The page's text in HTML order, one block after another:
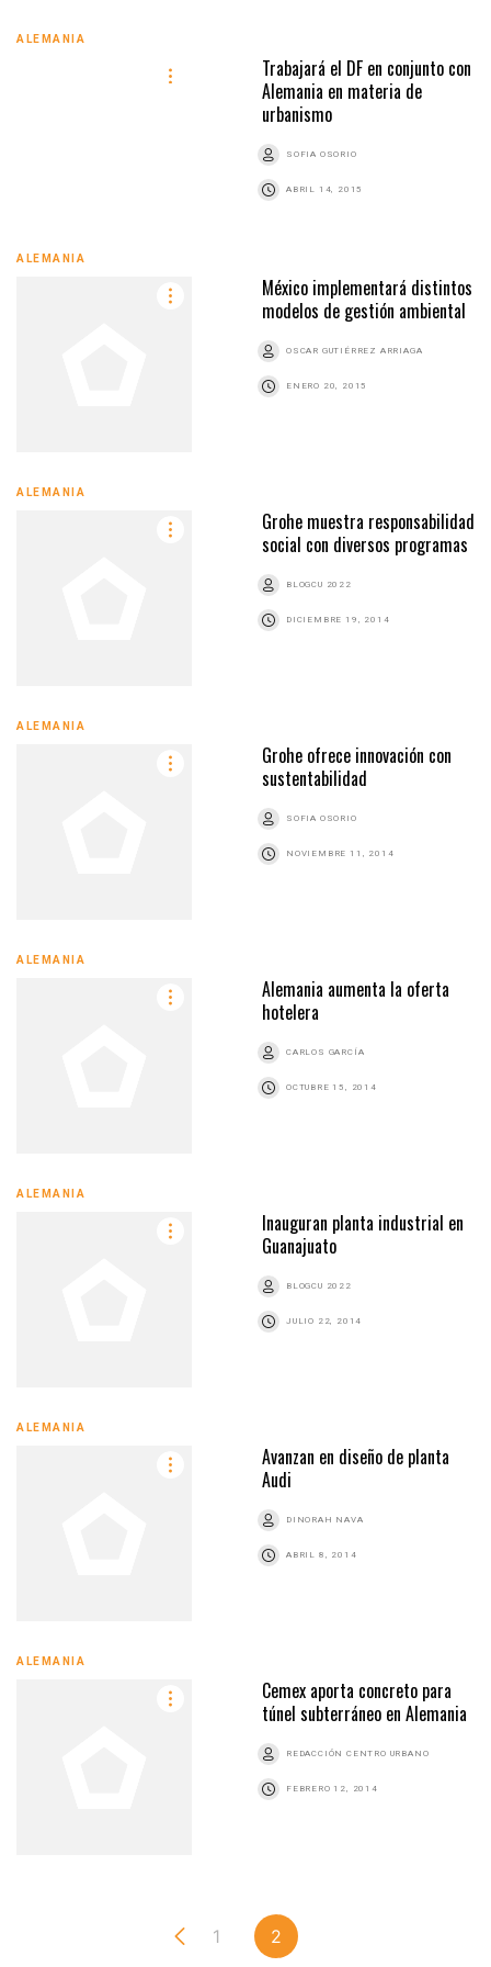
ALEMANIA
Trabajará el DF en conjunto con
Alemania en materia de
urbanismo
SOFIA OSORIO
ABRIL 14, 2015
ALEMANIA
México implementará distintos
modelos de gestión ambiental
OSCAR GUTIÉRREZ ARRIAGA
ENERO 20, 2015
ALEMANIA
Grohe muestra responsabilidad
social con diversos programas
BLOGCU 2022
DICIEMBRE 19, 2014
ALEMANIA
Grohe ofrece innovación con
sustentabilidad
SOFIA OSORIO
NOVIEMBRE 11, 2014
ALEMANIA
Alemania aumenta la oferta
hotelera
CARLOS GARCÍA
OCTUBRE 15, 2014
ALEMANIA
Inauguran planta industrial en
Guanajuato
BLOGCU 2022
JULIO 22, 2014
ALEMANIA
Avanzan en diseño de planta
Audi
DINORAH NAVA
ABRIL 8, 2014
ALEMANIA
Cemex aporta concreto para
túnel subterráneo en Alemania
REDACCIÓN CENTRO URBANO
FEBRERO 12, 2014
1 2